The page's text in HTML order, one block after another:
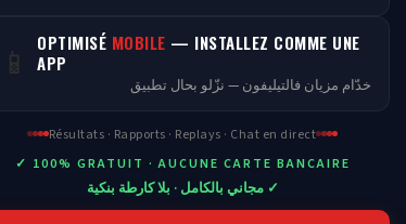
📱 OPTIMISÉ MOBILE — INSTALLEZ COMME UNE
APP
خدّام مزيان فالتيليفون — نزّلو بحال تطبيق
Résultats · Rapports · Replays · Chat en direct
✓ 100% GRATUIT · AUCUNE CARTE BANCAIRE
✓ مجاني بالكامل · بلا كارطة بنكية